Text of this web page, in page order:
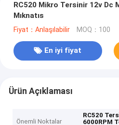
RC520 Mikro Tersinir 12v Dc
Mıknatıs
Fiyat：Anlaşılabilir MOQ：100
En iyi fiyat
Ürün Açıklaması
Önemli Noktalar
RC520
6000RPM